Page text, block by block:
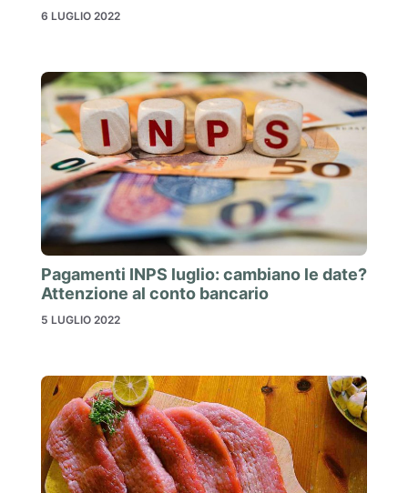
6 LUGLIO 2022
Pagamenti INPS luglio: cambiano le date?
Attenzione al conto bancario
5 LUGLIO 2022